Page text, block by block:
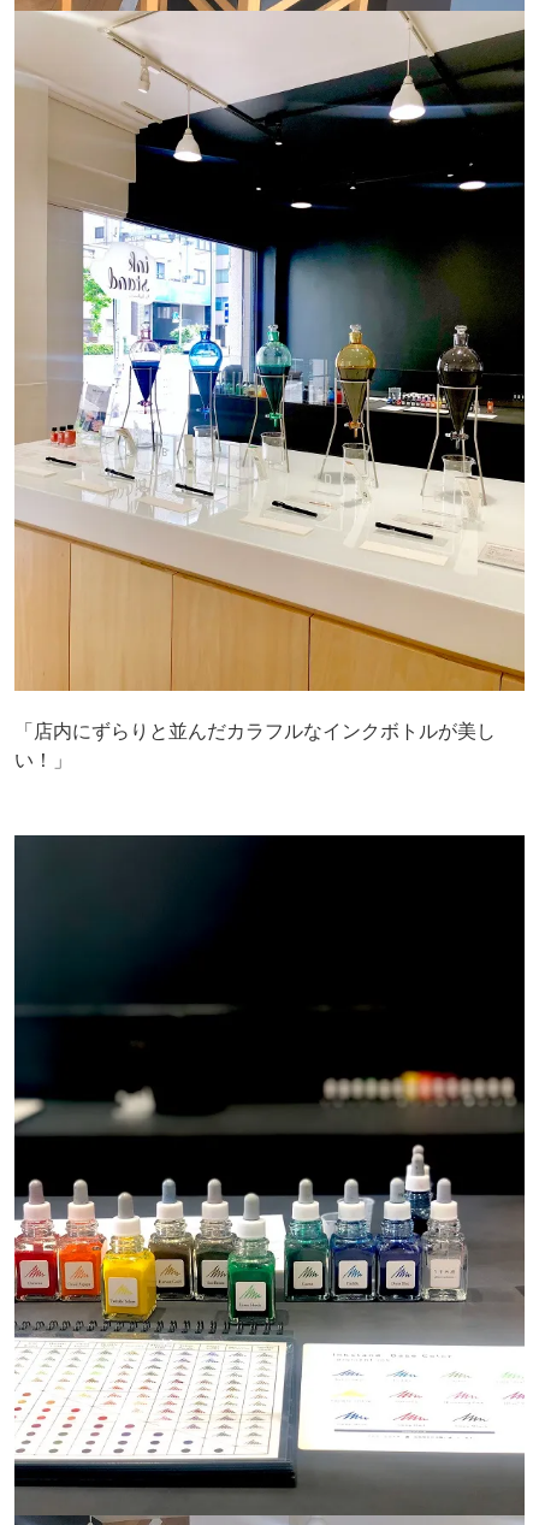
「店内にずらりと並んだカラフルなインクボトルが美し
い！」